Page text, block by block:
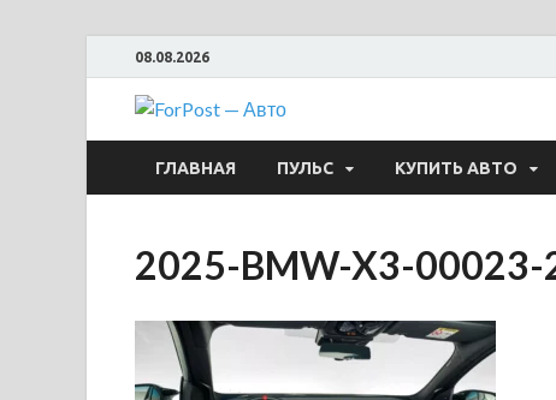
08.08.2026
ForPost —
ГЛАВНАЯ ПУЛЬС КУПИТЬ АВТО
2025-BMW-X3-